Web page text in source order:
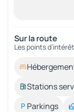
Sur la route
Les points
Stations
Parkings